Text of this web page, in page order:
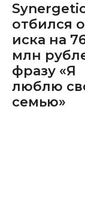
отбился
иска на
млн
фразу «Я
люблю
семью»